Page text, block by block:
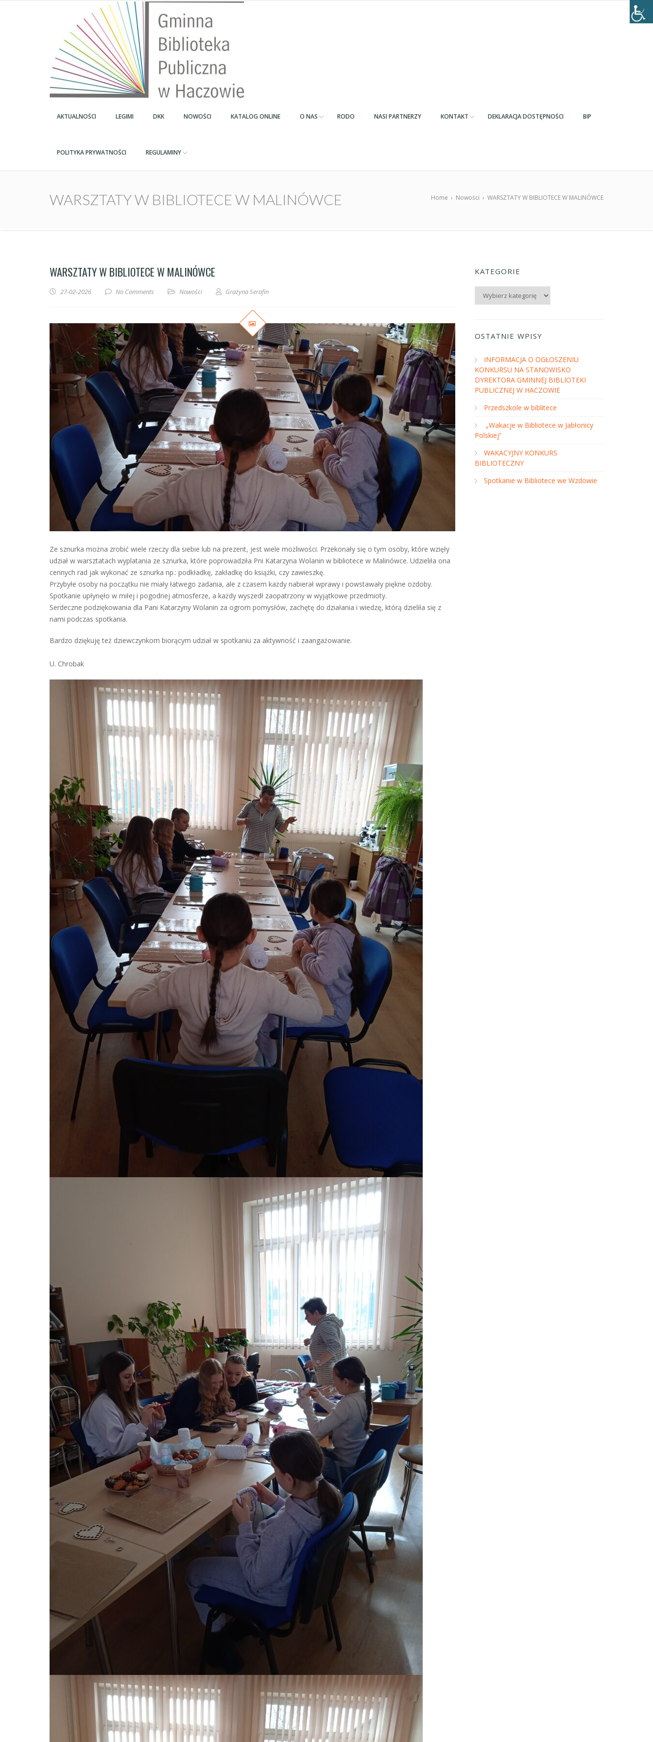
AKTUALNOŚCI LEGIMI DKK NOWOŚCI KATALOG ONLINE O NAS RODO NASI PARTNERZY KONTAKT DEKLARACJA DOSTĘPNOŚCI BIP
POLITYKA PRYWATNOŚCI REGULAMINY
WARSZTATY W BIBLIOTECE W MALINÓWCE Home › Nowości › WARSZTATY W BIBLIOTECE W MALINÓWCE
WARSZTATY W BIBLIOTECE W MALINÓWCE
27-02-2026 No Comments Nowości Grażyna Serafin
Ze sznurka można zrobić wiele rzeczy dla siebie lub na prezent, jest wiele możliwości. Przekonały się o tym osoby, które wzięły
udział w warsztatach wyplatania ze sznurka, które poprowadziła Pni Katarzyna Wolanin w bibliotece w Malinówce. Udzieliła ona
cennych rad jak wykonać ze sznurka np.: podkładkę, zakładkę do książki, czy zawieszkę.
Przybyłe osoby na początku nie miały łatwego zadania, ale z czasem każdy nabierał wprawy i powstawały piękne ozdoby.
Spotkanie upłynęło w miłej i pogodnej atmosferze, a każdy wyszedł zaopatrzony w wyjątkowe przedmioty.
Serdeczne podziękowania dla Pani Katarzyny Wolanin za ogrom pomysłów, zachętę do działania i wiedzę, którą dzieliła się z
nami podczas spotkania.
Bardzo dziękuję też dziewczynkom biorącym udział w spotkaniu za aktywność i zaangażowanie.
U. Chrobak
KATEGORIE
Kategorie
OSTATNIE WPISY
INFORMACJA O OGŁOSZENIU
KONKURSU NA STANOWISKO
DYREKTORA GMINNEJ BIBLIOTEKI
PUBLICZNEJ W HACZOWIE
Przedszkole w biblitece
„Wakacje w Bibliotece w Jabłonicy
Polskiej”
WAKACYJNY KONKURS
BIBLIOTECZNY
Spotkanie w Bibliotece we Wzdowie